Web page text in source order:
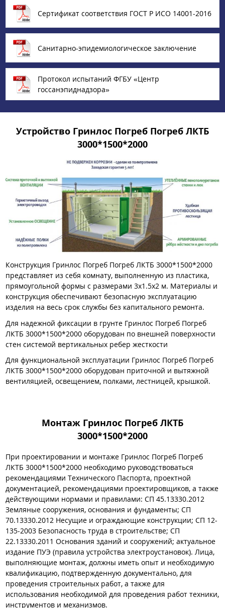
Сертификат соответствия ГОСТ Р ИСО 14001-2016
Санитарно-эпидемиологическое заключение
Протокол испытаний ФГБУ «‎Центр
госсанэпиднадзора»
Устройство Гринлос Погреб Погреб ЛКТБ
3000*1500*2000
Конструкция Гринлос Погреб Погреб ЛКТБ 3000*1500*2000
представляет из себя комнату, выполненную из пластика,
прямоугольной формы с размерами 3х1.5х2 м. Материалы и
конструкция обеспечивают безопасную эксплуатацию
изделия на весь срок службы без капитального ремонта.
Для надежной фиксации в грунте Гринлос Погреб Погреб
ЛКТБ 3000*1500*2000 оборудован по внешней поверхности
стен системой вертикальных ребер жесткости
Для функциональной эксплуатации Гринлос Погреб Погреб
ЛКТБ 3000*1500*2000 оборудован приточной и вытяжной
вентиляцией, освещением, полками, лестницей, крышкой.
Монтаж Гринлос Погреб ЛКТБ
3000*1500*2000
При проектировании и монтаже Гринлос Погреб Погреб
ЛКТБ 3000*1500*2000 необходимо руководствоваться
рекомендациями Технического Паспорта, проектной
документацией, рекомендациями проектировщиков, а также
действующими нормами и правилами: СП 45.13330.2012
Земляные сооружения, основания и фундаменты; СП
70.13330.2012 Несущие и ограждающие конструкции; СП 12-
135-2003 Безопасность труда в строительстве; СП
22.13330.2011 Основания зданий и сооружений; актуальное
издание ПУЭ (правила устройства электроустановок). Лица,
выполняющие монтаж, должны иметь опыт и необходимую
квалификацию, подтвержденную документально, для
проведения строительных работ, а также для
использования необходимой для проведения работ техники,
инструментов и механизмов.